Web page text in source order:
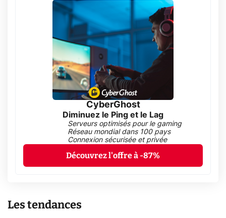
CyberGhost
Diminuez le Ping et le Lag
Serveurs optimisés pour le gaming
Réseau mondial dans 100 pays
Connexion sécurisée et privée
Découvrez l'offre à -87%
Les tendances